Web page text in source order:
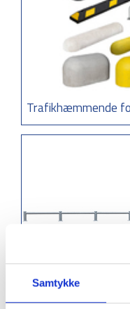
Samtykke
Trafikhæmmende
Gelændere